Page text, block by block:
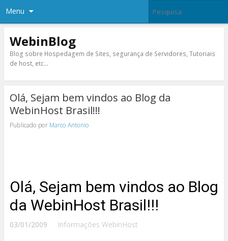
Menu
WebinBlog
Blog sobre Hospedagem de Sites, segurança de Servidores, Tutoriais
de host, etc…
Olá, Sejam bem vindos ao Blog da
WebinHost Brasil!!!
Publicado por Marco Antonio
Olá, Sejam bem vindos ao Blog
da WebinHost Brasil!!!
03/01/2009 Informações WebinHost